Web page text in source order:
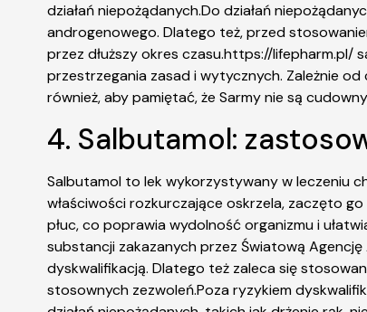
działań niepożądanych.Do działań
androgenowego. Dlatego też, przed
przez dłuższy okres czasu.https://lifepharm.pl/
przestrzegania zasad i wytycznych. Zależnie
również, aby pamiętać, że Sarmy nie są
4. Salbutamol:
Salbutamol to lek wykorzystywany w leczeniu
właściwości rozkurczające oskrzela, zaczęto
płuc, co poprawia wydolność organizmu i
substancji zakazanych przez Światową
dyskwalifikacją. Dlatego też zaleca się
stosownych zezwoleń.Poza ryzykiem